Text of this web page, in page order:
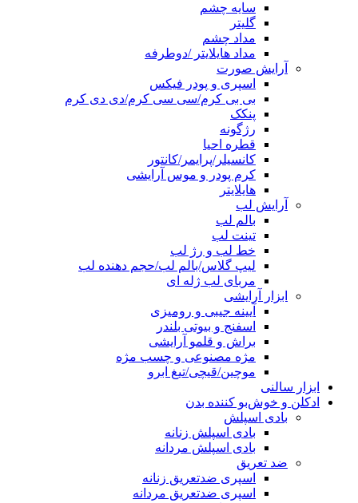
سایه چشم
گلیتر
مداد چشم
مداد هایلایتر /دوطرفه
آرایش صورت
اسپری و پودر فیکس
بی بی کرم/سی سی کرم/دی دی کرم
پنکک
رژگونه
قطره احیا
کانسیلر/پرایمر/کانتور
کرم پودر و موس آرایشی
هایلایتر
آرایش لب
بالم لب
تینت لب
خط لب و رژ لب
لیپ گلاس/بالم لب/حجم دهنده لب
مربای لب ژله ای
ابزار آرایشی
آیینه جیبی و رومیزی
اسفنج و بیوتی بلندر
براش و قلمو آرایشی
مژه مصنوعی و چسب مژه
موچین/قیچی/تیغ ابرو
ابزار سالنی
ادکلن و خوش‌بو کننده بدن
بادی اسپلش
بادی اسپلش زنانه
بادی اسپلش مردانه
ضد تعریق
اسپری ضدتعریق زنانه
اسپری ضدتعریق مردانه